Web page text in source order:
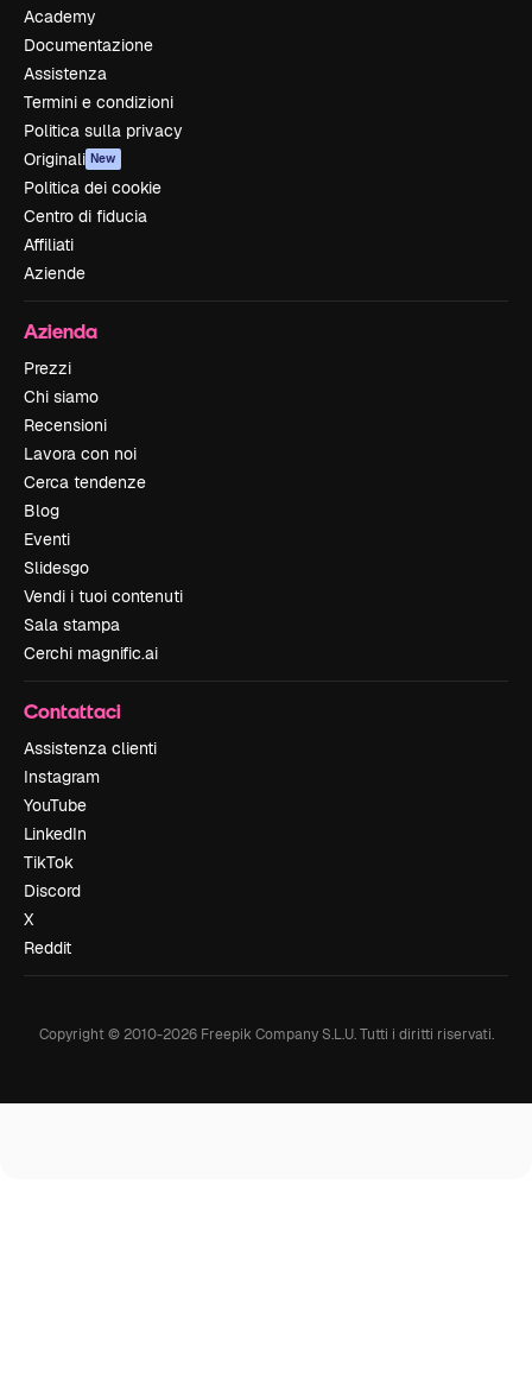
Academy
Documentazione
Assistenza
Termini e condizioni
Politica sulla privacy
Originali New
Politica dei cookie
Centro di fiducia
Affiliati
Aziende
Azienda
Prezzi
Chi siamo
Recensioni
Lavora con noi
Cerca tendenze
Blog
Eventi
Slidesgo
Vendi i tuoi contenuti
Sala stampa
Cerchi magnific.ai
Contattaci
Assistenza clienti
Instagram
YouTube
LinkedIn
TikTok
Discord
X
Reddit
Copyright © 2010-2026Freepik Company S.L.U. Tutti i diritti riservati.